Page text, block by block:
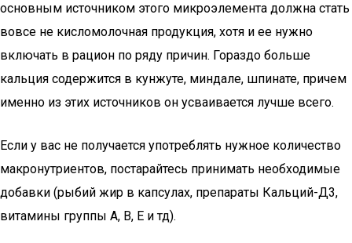
основным источником этого микроэлемента должна стать
вовсе не кисломолочная продукция, хотя и ее нужно
включать в рацион по ряду причин. Гораздо больше
кальция содержится в кунжуте, миндале, шпинате, причем
именно из этих источников он усваивается лучше всего.
Если у вас не получается употреблять нужное количество
макронутриентов, постарайтесь принимать необходимые
добавки (рыбий жир в капсулах, препараты Кальций-Д3,
витамины группы А, В, Е и тд).